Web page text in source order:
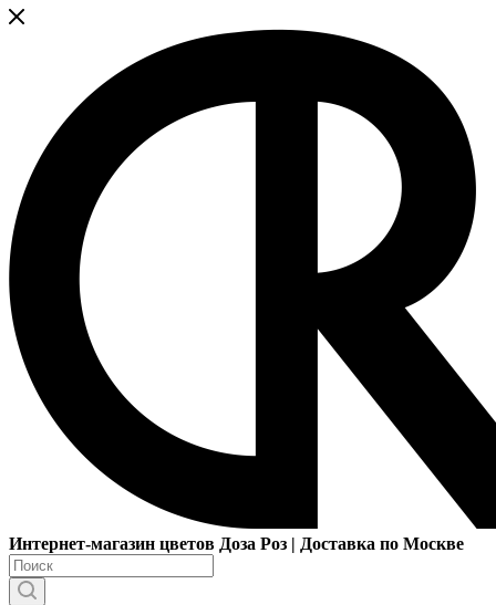
Интернет-магазин цветов Доза Роз | Доставка по Москве